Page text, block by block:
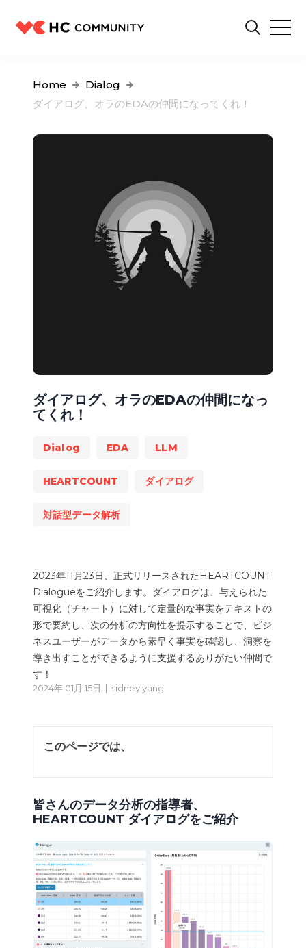
Home
Dialog
ダイアログ、オラのEDAの仲間になってくれ！
ダイアログ、オラのEDAの仲間になっ
てくれ！
Dialog EDA LLM
HEARTCOUNT ダイアログ
対話型データ解析
2023年11月23日、正式リリースされたHEARTCOUNT
Dialogueをご紹介します。ダイアログは、与えられた
可視化（チャート）に対して定量的な事実をテキストの
形で要約し、次の分析の方向性を提示することで、ビジ
ネスユーザーがデータから素早く事実を確認し、洞察を
導き出すことができるように支援するありがたい仲間で
す！
2024年 01月 15日 | sidney yang
このページでは、
皆さんのデータ分析の指導者、
HEARTCOUNT ダイアログをご紹介